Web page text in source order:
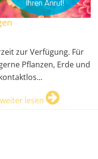
zur Verfügung. Für
Pflanzen, Erde und
weiter lesen